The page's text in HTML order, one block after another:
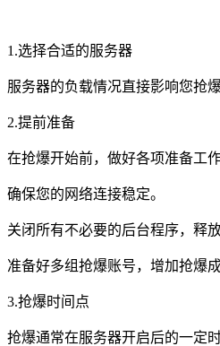
1.选择合适的服务器
服务器的负载情况直接影响您抢
2.提前准备
在抢爆开始前，做好各项准备工作
确保您的网络连接稳定。
关闭所有不必要的后台程序，释
准备好多组抢爆账号，增加抢爆成
3.抢爆时间点
抢爆通常在服务器开启后的一定